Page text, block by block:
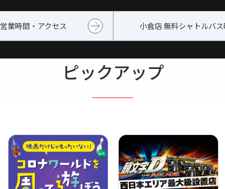
営業時間・アクセス 小倉店 無料シャトルバ
ピックアップ